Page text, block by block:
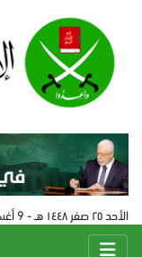
الأحد ٢٥ صفر ١٤٤٨ هـ - 9 أغسطس 2026 م - الساعة 06:13 م